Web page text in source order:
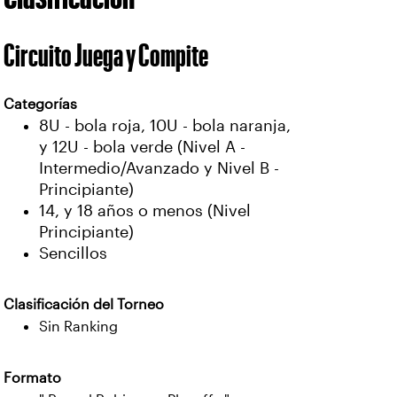
Circuito Juega y Compite
Categorías
8U - bola roja, 10U - bola naranja,
y 12U - bola verde (Nivel A -
Intermedio/Avanzado y Nivel B -
Principiante)
14, y 18 años o menos (Nivel
Principiante)
Sencillos
Clasificación del Torneo
Sin Ranking
Formato